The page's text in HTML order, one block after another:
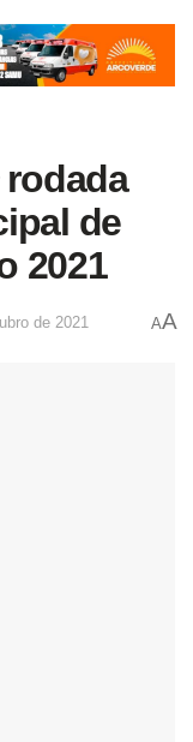
rodada
de
2021
de 2021 AA